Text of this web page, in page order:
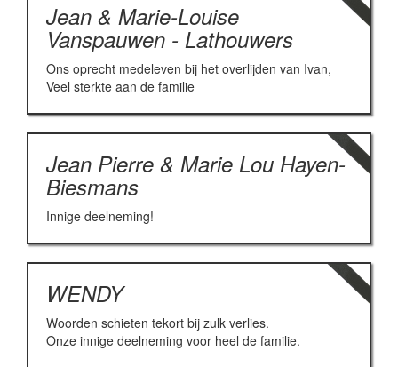
Jean & Marie-Louise
Vanspauwen - Lathouwers
Ons oprecht medeleven bij het overlijden van Ivan,
Veel sterkte aan de familie
Jean Pierre & Marie Lou Hayen-
Biesmans
Innige deelneming!
WENDY
Woorden schieten tekort bij zulk verlies.
Onze innige deelneming voor heel de familie.